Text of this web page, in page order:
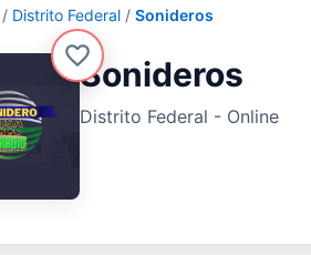
Distrito Federal Sonideros
Sonideros
Distrito Federal - Online